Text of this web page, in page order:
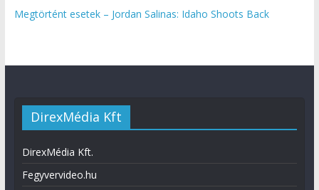
Megtörtént esetek – Jordan Salinas: Idaho Shoots Back
DirexMédia Kft
DirexMédia Kft.
Fegyvervideo.hu